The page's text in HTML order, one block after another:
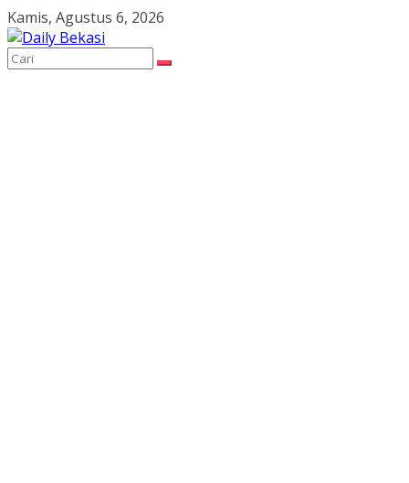
Skip
to
content
Kamis, Agustus 6, 2026